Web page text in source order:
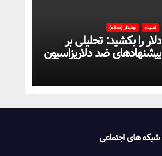
امنیت نوشتار (مقاله)
دلار را بکشید: تحلیلی بر
پیشنهادهای ضد دلاریزاسیون
اقتصاد ایران
شبکه های اجتماعی